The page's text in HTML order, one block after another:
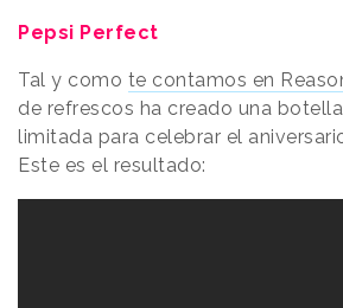
Pepsi Perfect
Tal y como te contamos en
de refrescos ha creado una
limitada para celebrar el
Este es el resultado: